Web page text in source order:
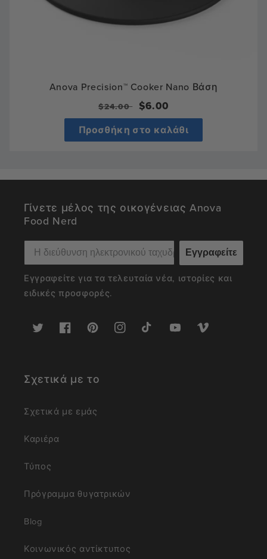
Anova Precision™ Cooker Nano Βάση
Κανονική
τιμή
$24.00 Τιμή
πώλησης
$6.00
Προσθήκη στο καλάθι
Γίνετε μέλος της οικογένειας Anova
Food Nerd
Εγγραφείτε
Εγγραφείτε για τα τελευταία νέα, ιστορίες και
ειδικές προσφορές.
Twitter FacebookPinterestInstagramTikTok YouTubeVimeo
Σχετικά με το
Σχετικά με εμάς
Καριέρα
Τύπος
Πρόγραμμα θυγατρικών
Blog
Κοινωνικός αντίκτυπος